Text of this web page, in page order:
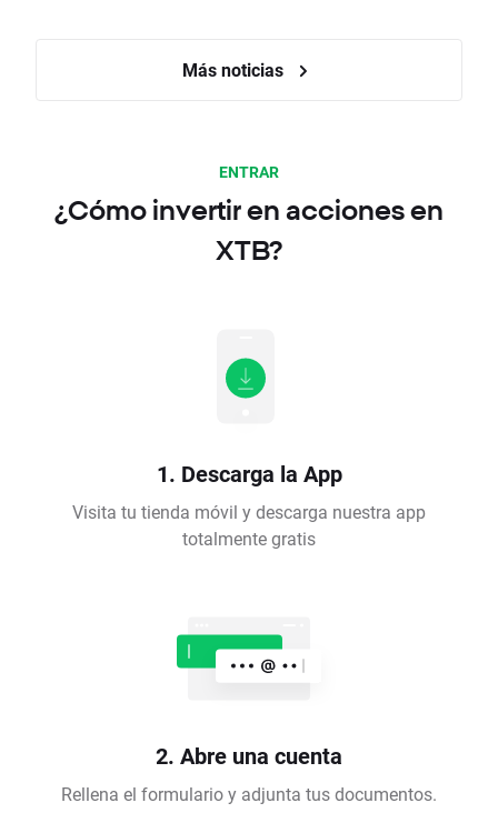
Más noticias
ENTRAR
¿Cómo invertir en acciones en
XTB?
1. Descarga la App
Visita tu tienda móvil y descarga nuestra app
totalmente gratis
2. Abre una cuenta
Rellena el formulario y adjunta tus documentos.